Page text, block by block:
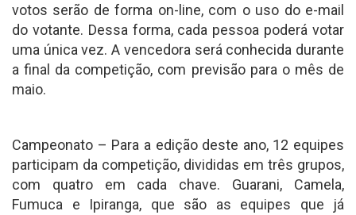
votos serão de forma on-line, com o uso do e-mail
do votante. Dessa forma, cada pessoa poderá votar
uma única vez. A vencedora será conhecida durante
a final da competição, com previsão para o mês de
maio.
Campeonato – Para a edição deste ano, 12 equipes
participam da competição, divididas em três grupos,
com quatro em cada chave. Guarani, Camela,
Fumuca e Ipiranga, que são as equipes que já